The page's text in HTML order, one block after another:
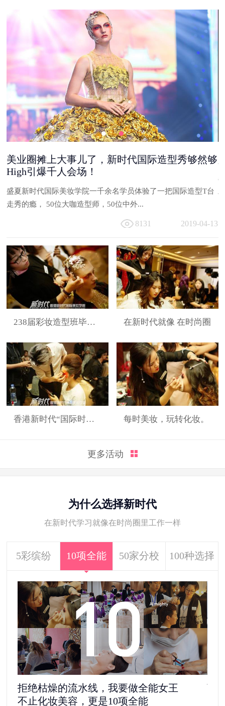
美业圈摊上大事儿了，新时代国际造型秀够然够
High引爆千人会场！
盛夏新时代国际美妆学院一千余名学员体验了一把国际造型T台
走秀的瘾， 50位大咖造型师，50位中外...
8131 2019-04-13
238届彩妆造型班毕业展 在新时代就像 在时尚圈
香港新时代“国际时装周”展演造型 每时美妆，玩转化妆。
更多活动
为什么选择新时代
在新时代学习就像在时尚圈里工作一样
5彩缤纷 10项全能 50家分校 100种选择
拒绝枯燥的流水线，我要做全能女王
不止化妆美容，更是10项全能
离